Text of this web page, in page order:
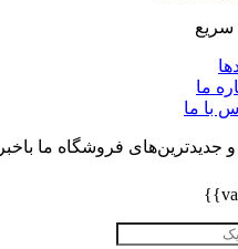
فروشگاه ما باخبر شوید: